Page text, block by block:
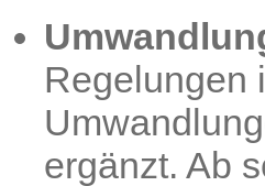
Regelungen
ergänzt. Ab